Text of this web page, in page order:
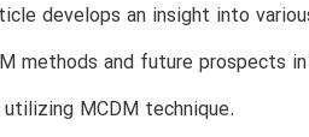
develops an insight into
methods and future prospects
MCDM technique.